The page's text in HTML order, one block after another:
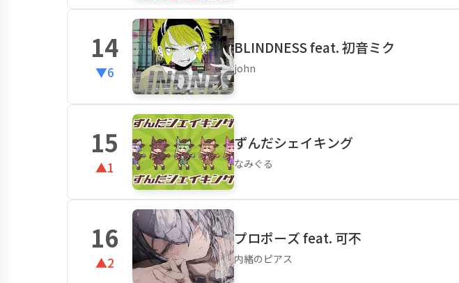
14
▼6
BLINDNESS feat. 初音ミク
john
15
▲1
ずんだシェイキング
なみぐる
16
▲2
プロポーズ feat. 可不
内緒のピアス